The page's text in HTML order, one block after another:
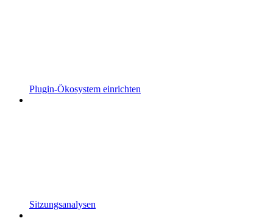
Plugin-Ökosystem einrichten
Sitzungsanalysen